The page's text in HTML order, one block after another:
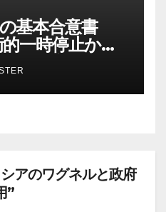
基本合意書
一時停止か、
域秩序の始ま
アのワグネルと政府
”